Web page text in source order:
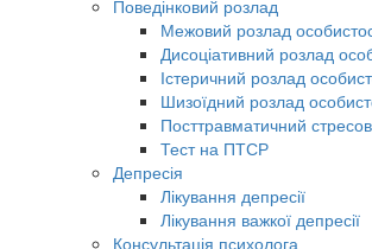
Поведінковий розлад
Межовий розлад
Дисоціативний розлад
Істеричний розлад
Шизоїдний розлад
Посттравматичний
Тест на ПТСР
Депресія
Лікування депресії
Лікування важкої депресії
Консультація психолога